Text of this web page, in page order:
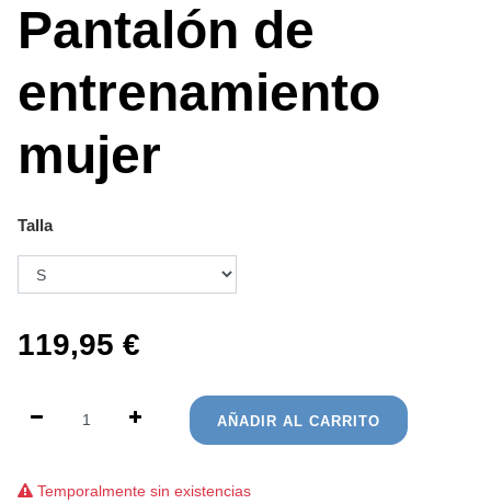
Pantalón de
entrenamiento
mujer
Talla
119,95 €
AÑADIR AL CARRITO
Temporalmente sin existencias